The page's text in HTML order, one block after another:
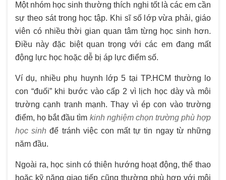
Một nhóm học sinh thường thích nghi tốt là các em cần
sự theo sát trong học tập. Khi sĩ số lớp vừa phải, giáo
viên có nhiều thời gian quan tâm từng học sinh hơn.
Điều này đặc biệt quan trọng với các em đang mất
động lực học hoặc dễ bị áp lực điểm số.
Ví dụ, nhiều phụ huynh lớp 5 tại TP.HCM thường lo
con “đuối” khi bước vào cấp 2 vì lịch học dày và môi
trường cạnh tranh mạnh. Thay vì ép con vào trường
điểm, họ bắt đầu tìm kinh nghiệm chọn trường phù hợp
học sinh để tránh việc con mất tự tin ngay từ những
năm đầu.
Ngoài ra, học sinh có thiên hướng hoạt động, thể thao
hoặc kỹ năng giao tiếp cũng thường phù hợp với môi